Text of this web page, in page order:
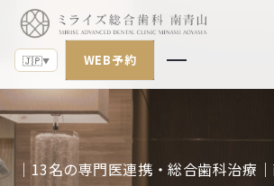
🇯🇵▼ WEB予約
診療案内
｜13名の専門医連携・総合歯科治療